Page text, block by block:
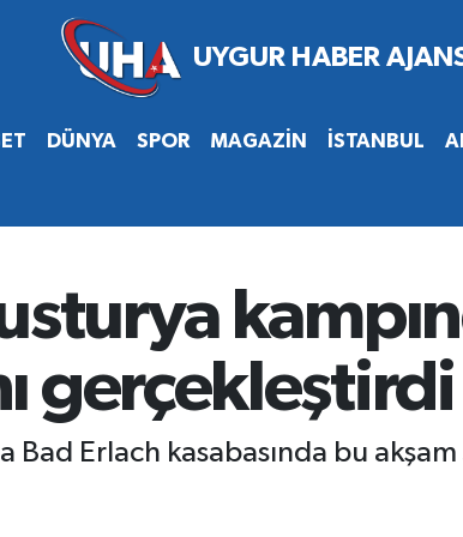
DÜNYA SPOR MAGAZİN İSTANBUL
gerçekleştirdi
Bad Erlach kasabasında bu